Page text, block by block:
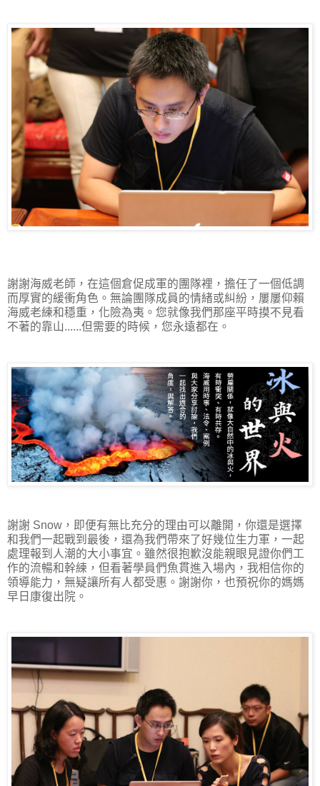
謝謝海威老師，在這個倉促成軍的團隊裡，擔任了一個低調
而厚實的緩衝角色。無論團隊成員的情緒或糾紛，屢屢仰賴
海威老練和穩重，化險為夷。您就像我們那座平時摸不見看
不著的靠山......但需要的時候，您永遠都在。
謝謝 Snow，即便有無比充分的理由可以離開，你還是選擇
和我們一起戰到最後，還為我們帶來了好幾位生力軍，一起
處理報到人潮的大小事宜。雖然很抱歉沒能親眼見證你們工
作的流暢和幹練，但看著學員們魚貫進入場內，我相信你的
領導能力，無疑讓所有人都受惠。謝謝你，也預祝你的媽媽
早日康復出院。